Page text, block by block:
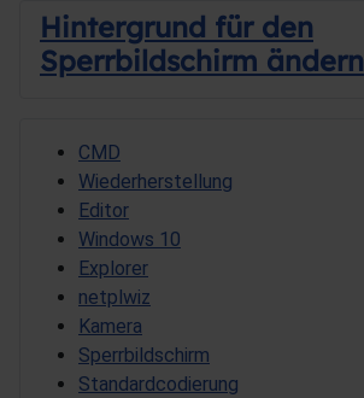
Hintergrund für den
Sperrbildschirm ändern
CMD
Wiederherstellung
Editor
Windows 10
Explorer
netplwiz
Kamera
Sperrbildschirm
Standardcodierung